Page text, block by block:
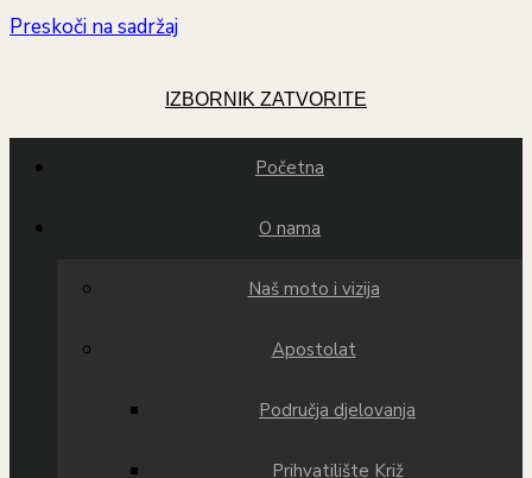
Preskoči na sadržaj
IZBORNIK ZATVORITE
Početna
O nama
Naš moto i vizija
Apostolat
Područja djelovanja
Prihvatilište Križ